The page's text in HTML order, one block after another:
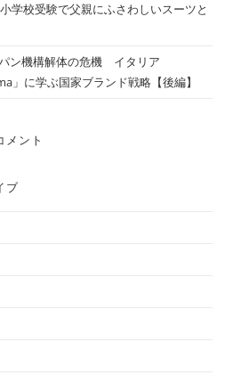
学校受験で父親にふさわしいスーツと
ン機構解体の危機 イタリア
」に学ぶ国家ブランド戦略【後編】
メント
ブ